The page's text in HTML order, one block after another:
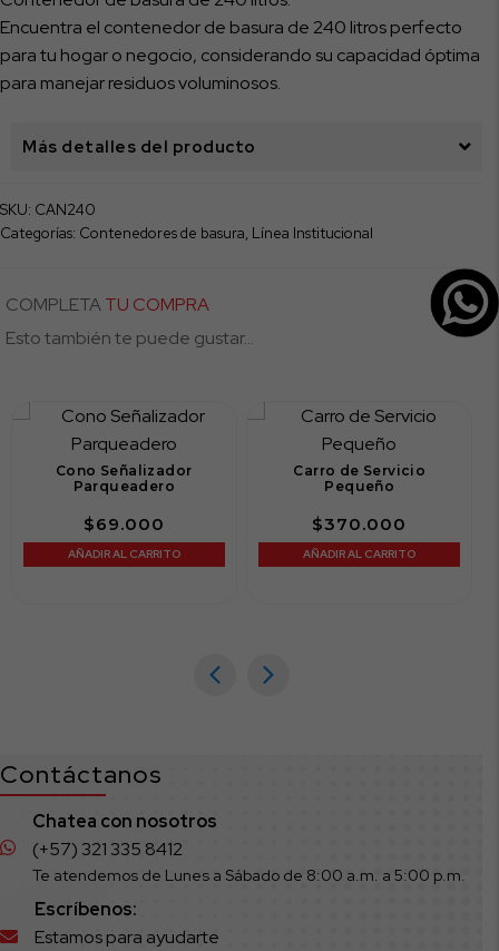
litros
cantidad
Encuentra el contenedor de basura de 240 litros perfecto
para tu hogar o negocio, considerando su capacidad óptima
para manejar residuos voluminosos.
Más detalles del producto
SKU: CAN240
Categorías: Contenedores de basura, Línea Institucional
COMPLETATU COMPRA
Esto también te puede gustar...
Cono Señalizador
Parqueadero
$69.000
AÑADIR AL CARRITO
Carro de Servicio
Pequeño
$370.000
AÑADIR AL CARRITO
Contáctanos
Chatea con nosotros
(+57) 321 335 8412
Te atendemos de Lunes a Sábado de 8:00 a.m. a 5:00 p.m.
Escríbenos:
Estamos para ayudarte